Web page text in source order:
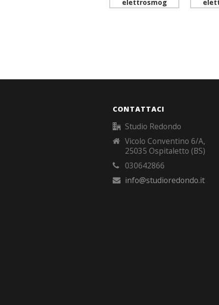
CONTATTACI
Studio Redondo
Vicolo Conventino 6/A,
25035 Ospitaletto (BS)
030642866
info@studioredondo.it